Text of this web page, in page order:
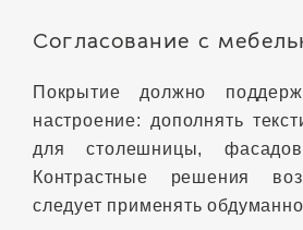
Согласование с
Покрытие должно
настроение: дополнять
для столешницы,
Контрастные решения
следует применять